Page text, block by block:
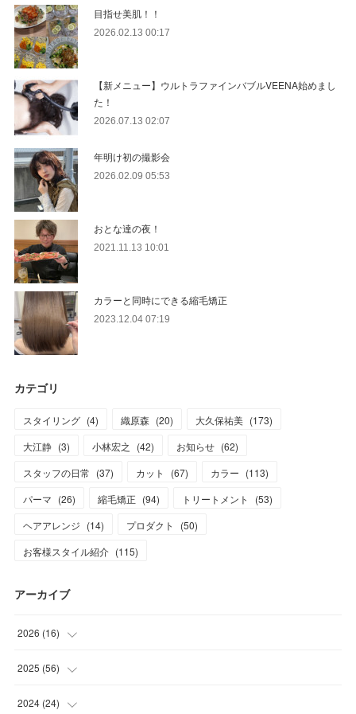
目指せ美肌！！
2026.02.13 00:17
【新メニュー】ウルトラファインバブルVEENA始めまし
た！
2026.07.13 02:07
年明け初の撮影会
2026.02.09 05:53
おとな達の夜！
2021.11.13 10:01
カラーと同時にできる縮毛矯正
2023.12.04 07:19
カテゴリ
スタイリング (4) 織原森 (20) 大久保祐美 (173)
大江静 (3) 小林宏之 (42) お知らせ (62)
スタッフの日常 (37) カット (67) カラー (113)
パーマ (26) 縮毛矯正 (94) トリートメント (53)
ヘアアレンジ (14) プロダクト (50)
お客様スタイル紹介 (115)
アーカイブ
2026 (16)
(1
(1
2025 (56)
(5
2024 (24)